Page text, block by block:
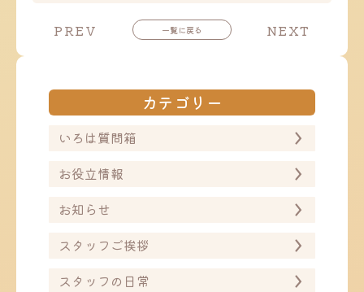
PREV 一覧に戻る 投
ー
ョ
NEXT
カテゴリー
いろは質問箱
お役立情報
お知らせ
スタッフご挨拶
スタッフの日常